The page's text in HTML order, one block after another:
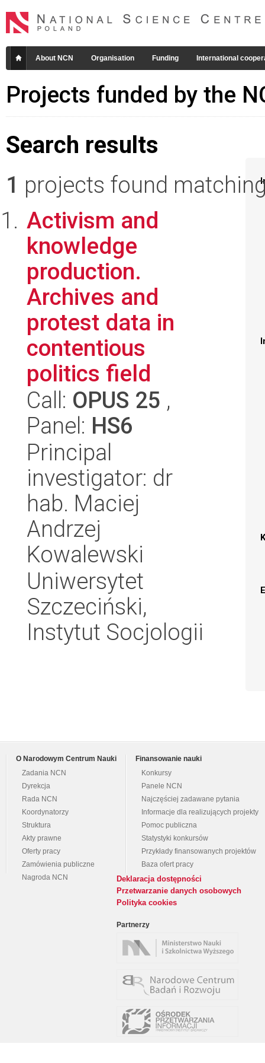
About NCN Organisation Funding International
Projects funded by the
Search results
1 projects found
Activism and
knowledge
production.
Archives and
protest data in
contentious
politics field
Call: OPUS 25 ,
Panel: HS6
Principal
investigator: dr
hab. Maciej
Andrzej
Kowalewski
Uniwersytet
Szczeciński,
Instytut Socjologii
O Narodowym Centrum Nauki
Zadania NCN
Dyrekcja
Rada NCN
Koordynatorzy
Struktura
Akty prawne
Oferty pracy
Zamówienia publiczne
Nagroda NCN
Finansowanie nauki
Konkursy
Panele NCN
Najczęściej zadawane pytania
Informacje dla realizujących projekty
Pomoc publiczna
Statystyki konkursów
Przykłady finansowanych projektów
Baza ofert pracy
Deklaracja dostępności
Przetwarzanie danych osobowych
Polityka cookies
Partnerzy